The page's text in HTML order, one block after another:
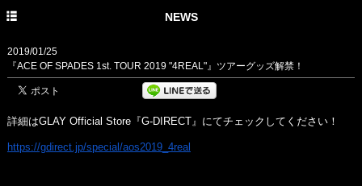
NEWS
2019/01/25
『ACE OF SPADES 1st. TOUR 2019 "4REAL"』ツアーグッズ解禁！
詳細はGLAY Official Store『G-DIRECT』にてチェックしてください！
https://gdirect.jp/special/aos2019_4real
PROFILE
NEWS
LIVE